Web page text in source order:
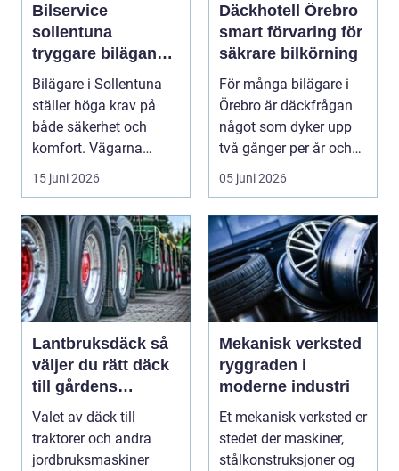
Bilservice
sollentuna
tryggare bilägande
året runt
Bilägare i Sollentuna
ställer höga krav på
både säkerhet och
komfort. Vägarna
växlar mellan
motorväg...
15 juni 2026
Däckhotell Örebro
smart förvaring för
säkrare bilkörning
För många bilägare i
Örebro är däckfrågan
något som dyker upp
två gånger per år och
mest känns som e...
05 juni 2026
Lantbruksdäck så
väljer du rätt däck
till gårdens
maskiner
Valet av däck till
traktorer och andra
jordbruksmaskiner
Mekanisk verksted
ryggraden i
moderne industri
Et mekanisk verksted er
stedet der maskiner,
stålkonstruksjoner og